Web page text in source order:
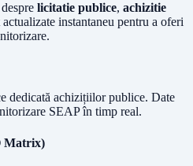
licitatie publice, achizitie
instantaneu pentru a oferi
dedicată achizițiilor publice. Date
SEAP în timp real.
Matrix)